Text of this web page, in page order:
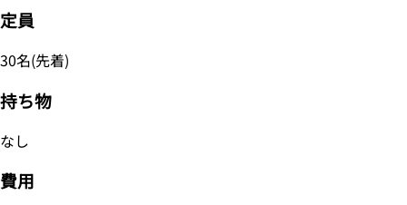
定員
30名(先着)
持ち物
なし
費用